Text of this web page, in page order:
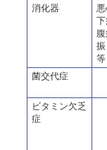
消化器
悪
下
等
菌交代症
ビタミン欠乏
症